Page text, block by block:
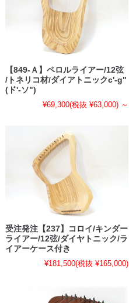
【849-Ａ】ペロルライアー/12弦
/トネリコ材/ダイアトニックc'-g"
(ド'-ソ")
¥69,300(税抜 ¥63,000) ～
受注発注【237】コロイ/キンダー
ライアー/12弦/ダイヤトニック/ラ
イアーケース付き
¥181,500(税抜 ¥165,000)